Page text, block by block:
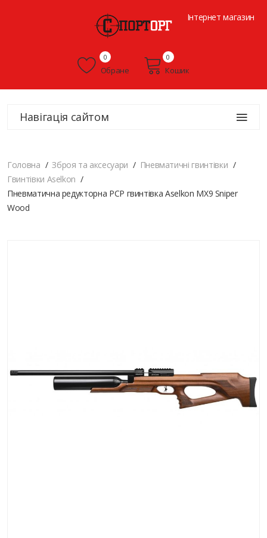
Інтернет магазин
Обране
0
Кошик
0
Навігація сайтом
Головна Зброя та аксесуари
Пневматичні гвинтівки
Гвинтівки Aselkon
Пневматична редукторна PCP гвинтівка Aselkon MX9 Sniper
Wood